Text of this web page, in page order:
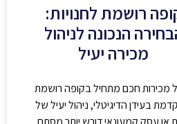
רושמת לחנויות:
הנכונה לניהול
מכירה יעיל
מכירות חכם מתחיל בקופה רושמת
בעידן הדיגיטלי, ניהול יעיל של